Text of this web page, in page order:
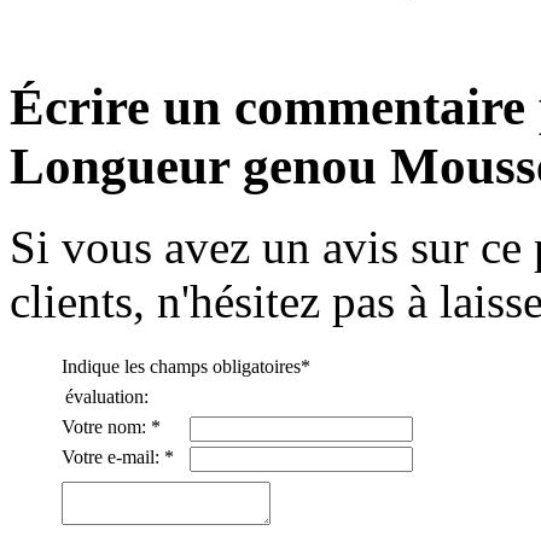
Écrire un
Longueur genou
Si vous avez un avis sur
clients, n'hésitez pas à
Indique les champs obligatoires*
évaluation:
Votre nom: *
Votre e-mail: *